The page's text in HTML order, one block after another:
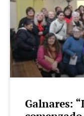
Galnares: